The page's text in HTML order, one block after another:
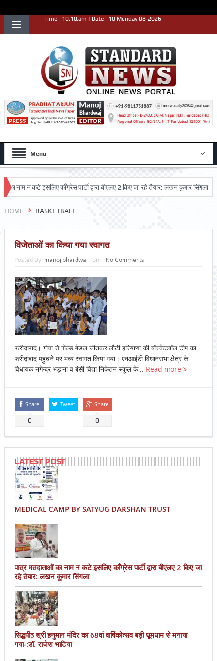
Time - 10:10:am | Date - 10 Monday 08-2026
Menu
नाम न कटे इसलिए काँग्रेस पार्टी द्वारा बीएलए 2 किए जा रहे तैयार: लखन कुमार सिंगला
HOME BASKETBALL
विजेताओं का किया गया स्वागत
Posted By: manoj bhardwaj on: No Comments
फरीदाबाद। गोवा से गोल्ड मेडल जीतकर लौटी हरियाणा की बॉस्केटबॉल टीम का
फरीदाबाद पहुंचने पर भव्य स्वागत किया गया। एनआईटी विधानसभा क्षेत्र के
विधायक नगेन्द्र भड़ाना व बंसी विद्या निकेतन स्कूल के... Read more
Share
0
Tweet Share
0
LATEST POST
MEDICAL CAMP BY SATYUG DARSHAN TRUST
पात्र मतदाताओं का नाम न कटे इसलिए काँग्रेस पार्टी द्वारा बीएलए 2 किए जा
रहे तैयार: लखन कुमार सिंगला
सिद्धपीठ श्री हनुमान मंदिर का 68वां वार्षिकोत्सव बड़ी धूमधाम से मनाया
गया-:डॉ. राजेश भाटिया